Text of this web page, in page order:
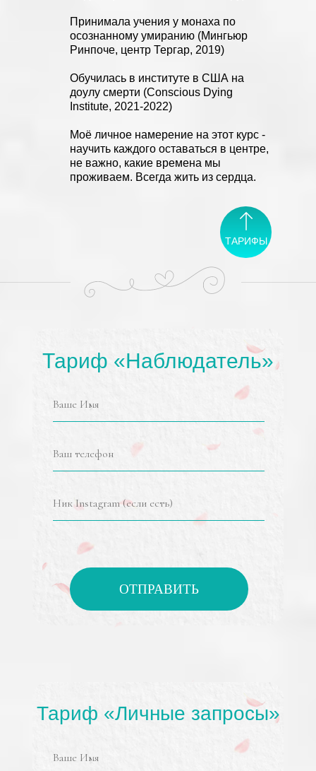
Принимала учения у монаха по
осознанному умиранию (Мингьюр
Ринпоче, центр Тергар, 2019)
Обучилась в институте в США на
доулу смерти (Conscious Dying
Institute, 2021-2022)
Моё личное намерение на этот курс -
научить каждого оставаться в центре,
не важно, какие времена мы
проживаем. Всегда жить из сердца.
ТАРИФЫ
Тариф «Наблюдатель»
ОТПРАВИТЬ
Тариф «Личные запросы»